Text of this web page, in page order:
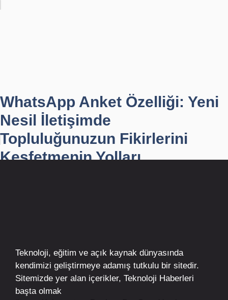
WhatsApp Anket Özelliği: Yeni
Nesil İletişimde
Topluluğunuzun Fikirlerini
Keşfetmenin Yolları
Teknoloji, eğitim ve açık kaynak dünyasında
kendimizi geliştirmeye adamış tutkulu bir sitedir.
Sitemizde yer alan içerikler, Teknoloji Haberleri
başta olmak